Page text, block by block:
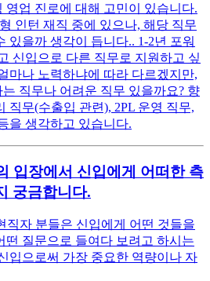
영업 진로에 대해 고민이 있습니다.
인턴 재직 중에 있으나, 해당 직무
있을까 생각이 듭니다.. 1-2년 포워
신입으로 다른 직무로 지원하고 싶
마나 노력하냐에 따라 다르겠지만,
직무나 어려운 직무 있을까요? 향
직무(수출입 관련), 2PL 운영 직무,
을 생각하고 있습니다.
입장에서 신입에게 어떠한 측
궁금합니다.
직자 분들은 신입에게 어떤 것들을
떤 질문으로 들여다 보려고 하시는
입으로써 가장 중요한 역량이나 자